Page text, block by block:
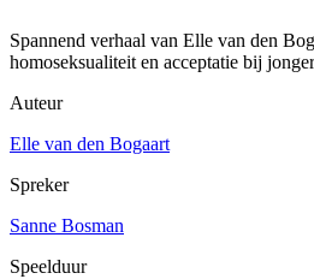
Spannend verhaal van Elle van den
homoseksualiteit en acceptatie bij
Auteur
Elle van den Bogaart
Spreker
Sanne Bosman
Speelduur